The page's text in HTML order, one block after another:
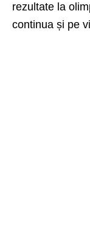
rezultate la
continua și pe